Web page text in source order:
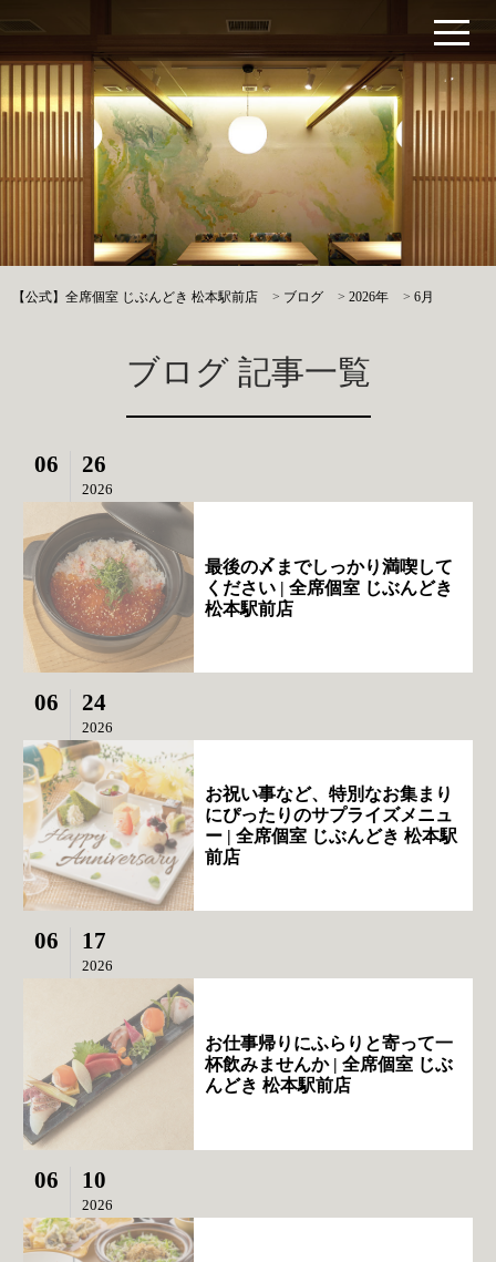
【公式】全席個室 じぶんどき 松本駅前店 > ブログ >2026年 >6月
ブログ 記事一覧
06 26
2026
最後の〆までしっかり満喫して
ください | 全席個室 じぶんどき
松本駅前店
06 24
2026
お祝い事など、特別なお集まり
にぴったりのサプライズメニュ
ー | 全席個室 じぶんどき 松本駅
前店
06 17
2026
お仕事帰りにふらりと寄って一
杯飲みませんか | 全席個室 じぶ
んどき 松本駅前店
06 10
2026